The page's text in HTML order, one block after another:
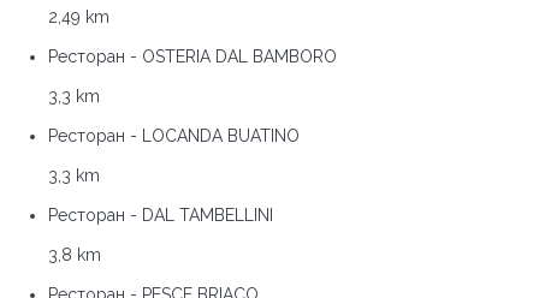
2,49 km
Ресторан - OSTERIA DAL BAMBORO
3,3 km
Ресторан - LOCANDA BUATINO
3,3 km
Ресторан - DAL TAMBELLINI
3,8 km